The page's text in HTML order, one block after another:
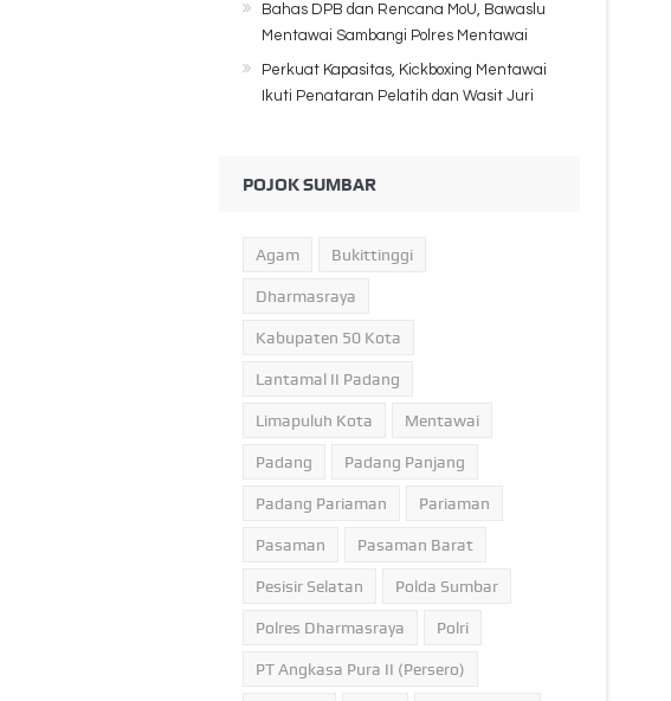
Bahas DPB dan Rencana MoU, Bawaslu
Mentawai Sambangi Polres Mentawai
Perkuat Kapasitas, Kickboxing Mentawai
Ikuti Penataran Pelatih dan Wasit Juri
POJOK SUMBAR
Agam Bukittinggi
Dharmasraya
Kabupaten 50 Kota
Lantamal II Padang
Limapuluh Kota Mentawai
Padang Padang Panjang
Padang Pariaman Pariaman
Pasaman Pasaman Barat
Pesisir Selatan Polda Sumbar
Polres Dharmasraya Polri
PT Angkasa Pura II (Persero)